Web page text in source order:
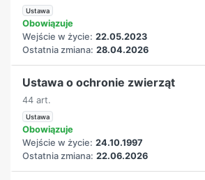
Ustawa
Obowiązuje
Wejście w życie: 22.05.2023
Ostatnia zmiana: 28.04.2026
Ustawa o ochronie zwierząt
44 art.
Ustawa
Obowiązuje
Wejście w życie: 24.10.1997
Ostatnia zmiana: 22.06.2026